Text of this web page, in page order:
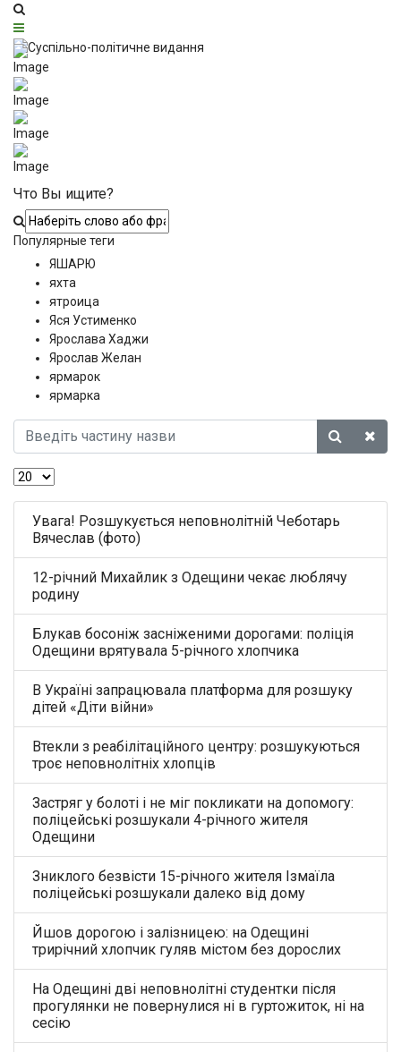
Что Вы ищите?
Популярные теги
ЯШАРЮ
яхта
ятроица
Яся Устименко
Ярослава Хаджи
Ярослав Желан
ярмарок
ярмарка
Увага! Розшукується неповнолітній Чеботарь
Вячеслав (фото)
12-річний Михайлик з Одещини чекає люблячу
родину
Блукав босоніж засніженими дорогами: поліція
Одещини врятувала 5-річного хлопчика
В Україні запрацювала платформа для розшуку
дітей «Діти війни»
Втекли з реабілітаційного центру: розшукуються
троє неповнолітніх хлопців
Застряг у болоті і не міг покликати на допомогу:
поліцейські розшукали 4-річного жителя
Одещини
Зниклого безвісти 15-річного жителя Ізмаїла
поліцейські розшукали далеко від дому
Йшов дорогою і залізницею: на Одещині
трирічний хлопчик гуляв містом без дорослих
На Одещині дві неповнолітні студентки після
прогулянки не повернулися ні в гуртожиток, ні на
сесію